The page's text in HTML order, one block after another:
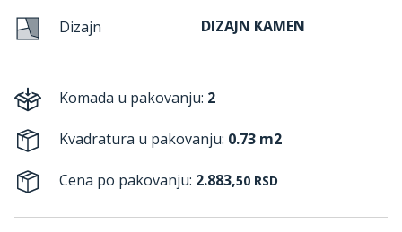
Dizajn DIZAJN KAMEN
Komada u pakovanju: 2
Kvadratura u pakovanju: 0.73 m2
Cena po pakovanju: 2.883,50 RSD